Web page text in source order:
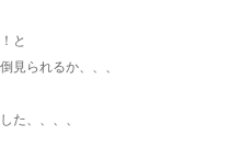
と
見られるか、、、
た、、、、